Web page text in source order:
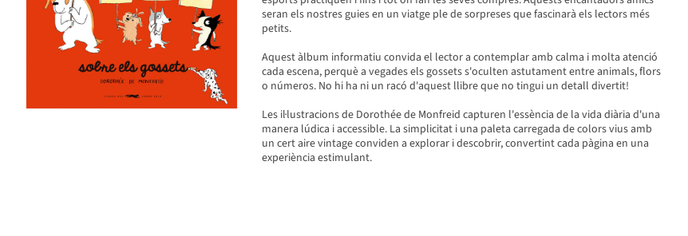
seran els nostres guies en un viatge ple de sorpreses que fascinarà els lectors més
petits.
Aquest àlbum informatiu convida el lector a contemplar amb calma i molta atenció
cada escena, perquè a vegades els gossets s'oculten astutament entre animals, flors
o números. No hi ha ni un racó d'aquest llibre que no tingui un detall divertit!
Les il·lustracions de Dorothée de Monfreid capturen l'essència de la vida diària d'una
manera lúdica i accessible. La simplicitat i una paleta carregada de colors vius amb
un cert aire vintage conviden a explorar i descobrir, convertint cada pàgina en una
experiència estimulant.